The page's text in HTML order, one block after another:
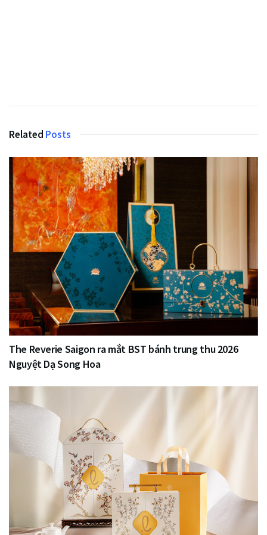
Related Posts
The Reverie Saigon ra mắt BST bánh trung thu 2026
Nguyệt Dạ Song Hoa